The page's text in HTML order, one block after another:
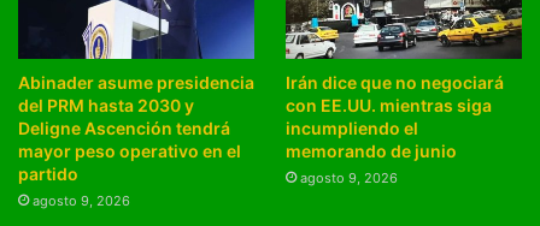
Abinader asume presidencia
del PRM hasta 2030 y
Deligne Ascención tendrá
mayor peso operativo en el
partido
agosto 9, 2026
Irán dice que no negociará
con EE.UU. mientras siga
incumpliendo el
memorando de junio
agosto 9, 2026